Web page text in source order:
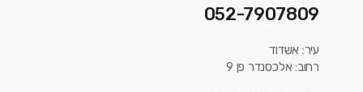
052-7907809
עיר: אשדוד
רחוב: אלכסנדר פן 9